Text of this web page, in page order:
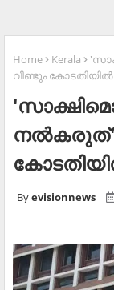
Home Kerala
വീണ്ടും കോടതിയിൽ
നൽകരുത്';
evisionnews